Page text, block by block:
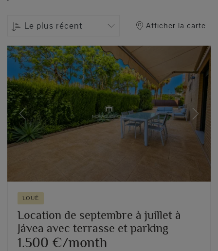
Le plus récent Afficher la carte
Previous Next
LOUÉ
Location de septembre à juillet à
Jávea avec terrasse et parking
1.500 €/month